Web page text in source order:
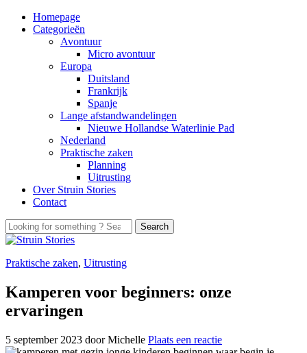
Homepage
Categorieën
Avontuur
Micro avontuur
Europa
Duitsland
Frankrijk
Spanje
Lange afstandwandelingen
Nieuwe Hollandse Waterlinie Pad
Nederland
Praktische zaken
Planning
Uitrusting
Over Struin Stories
Contact
Praktische zaken, Uitrusting
Kamperen voor beginners: onze
ervaringen
5 september 2023 door Michelle Plaats een reactie